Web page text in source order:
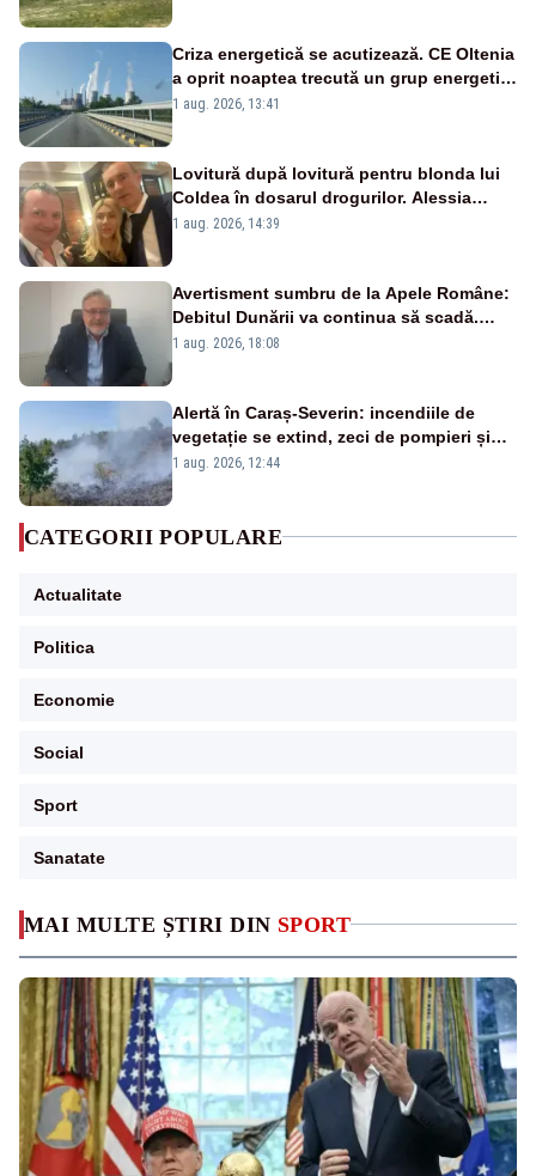
MAI MULTE ȘTIRI DIN SPORT
Criza energetică se acutizează. CE Oltenia
a oprit noaptea trecută un grup energetic
de la Rovinari
1 aug. 2026, 13:41
Lovitură după lovitură pentru blonda lui
Coldea în dosarul drogurilor. Alessia
Păcuraru explică decizia magistraților
1 aug. 2026, 14:39
Avertisment sumbru de la Apele Române:
Debitul Dunării va continua să scadă.
Cernavodă s-ar putea închide în 4 zile
1 aug. 2026, 18:08
Alertă în Caraș-Severin: incendiile de
vegetație se extind, zeci de pompieri și
silvicultori se luptă cu flăcările - VIDEO
1 aug. 2026, 12:44
CATEGORII POPULARE
Actualitate
Politica
Economie
Social
Sport
Sanatate